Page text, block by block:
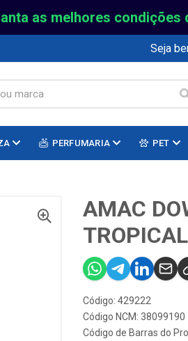
as melhores condições
Seja
PERFUMARIA PET
AMAC
TROPICAL
Código: 429222
Código NCM: 38099190
Código de Barras do